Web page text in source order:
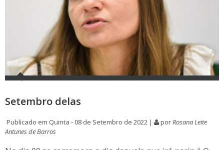
Setembro delas
Publicado em Quinta - 08 de Setembro de 2022 | porRosana Leite
Antunes de Barros